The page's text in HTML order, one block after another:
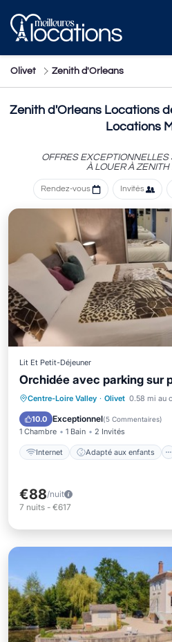
Olivet Zenith d'Orleans
Zenith d'Orleans Locations
Locations
OFFRES EXCEPTIONNELLES
À LOUER À
Rendez-vous Invités
Lit Et Petit-Déjeuner
Orchidée avec parking sur
Centre-Loire Valley · Olivet 0.58 mi au
10.0 Exceptionnel(5 Commentaires)
1 Chambre 1 Bain 2 Invités
Internet Adapté aux enfants
Internet
Adapté aux
Espace fumeur désigné
€88/nuit
7 nuits - €617